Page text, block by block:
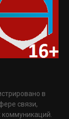
в
связи,